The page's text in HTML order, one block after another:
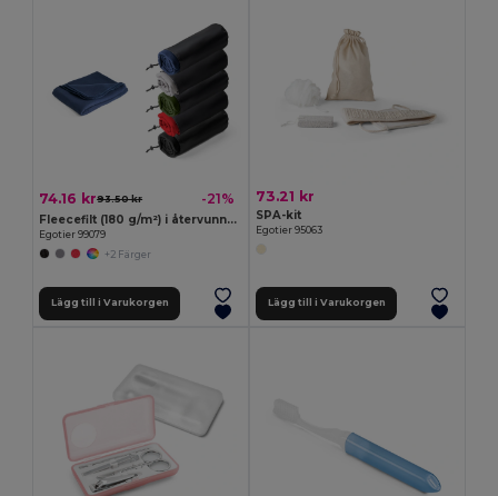
74.16 kr93.50 kr -21%
Fleecefilt (180 g/m²) i återvunnen polyester (100% rPET)
Egotier 99079
+2 Färger
Lägg till i Varukorgen
73.21 kr
SPA-kit
Egotier 95063
Lägg till i Varukorgen